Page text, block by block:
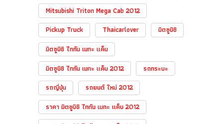
Mitsubishi Triton Mega Cab 2012
Pickup Truck
Thaicarlover
มิตซูบิชิ
มิตซูบิชิ ไททัน เมกะ แค็บ
มิตซูบิชิ ไททัน เมกะ แค็บ 2012
รถกระบะ
รถญี่ปุ่น
รถยนต์ ใหม่ 2012
ราคา มิตซูบิชิ ไททัน เมกะ แค็บ 2012